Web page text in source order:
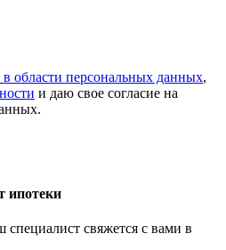
области персональных данных,
и даю свое согласие на
ипотеки
свяжется с вами в